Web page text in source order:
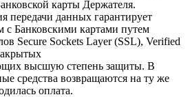
карты Держателя.
передачи данных гарантирует
с Банковскими картами путем
Secure Sockets Layer (SSL), Verified
высшую степень защиты. В
средства возвращаются на ту же
оплата.